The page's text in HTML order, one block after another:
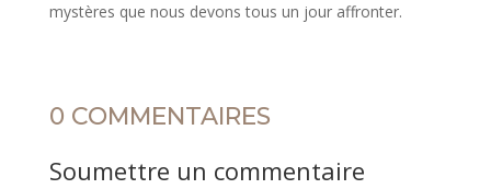
mystères que nous devons tous un jour affronter.
0 COMMENTAIRES
Soumettre un commentaire